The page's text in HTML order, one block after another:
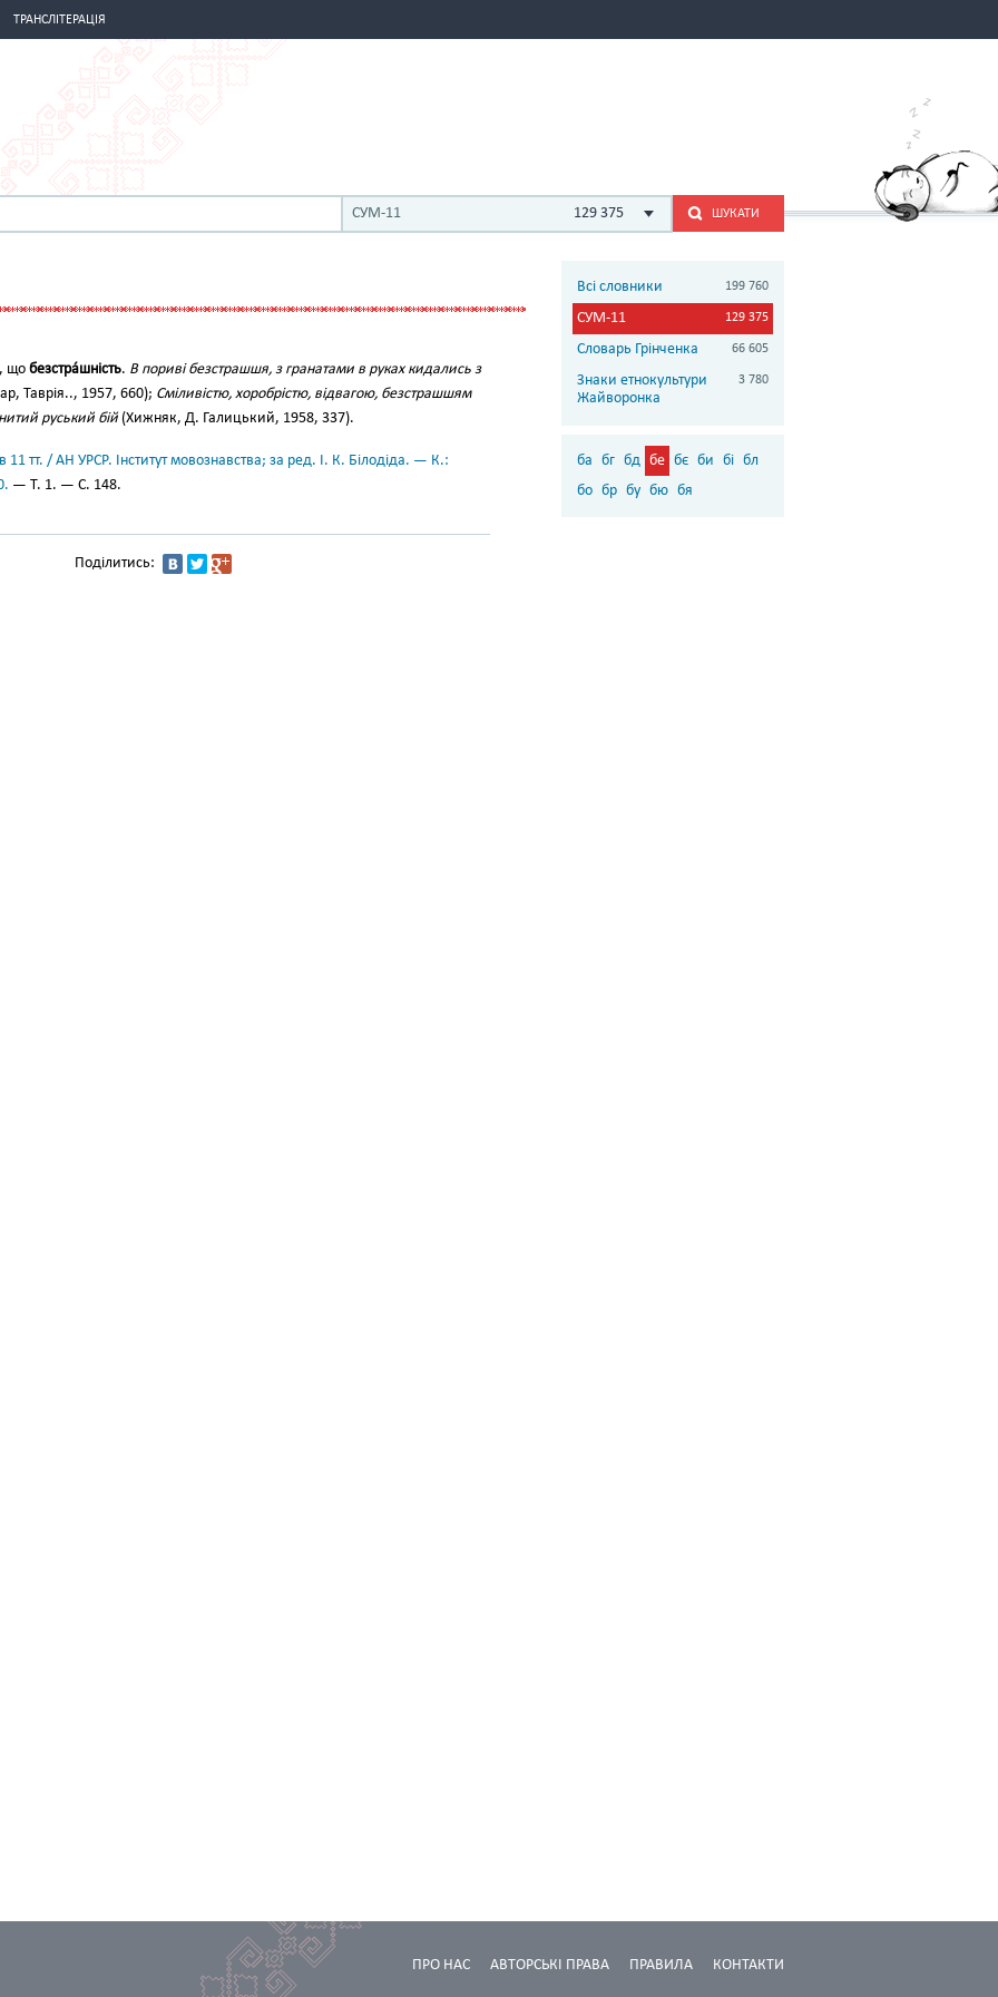
ТРАНСЛІТЕРАЦІЯ
СУМ-11 129 375 ШУКАТИ
що безстра́шність. В пориві безстрашшя, з гранатами в руках кидались з
Таврія.., 1957, 660); Сміливістю, хоробрістю, відвагою, безстрашшям
руський бій (Хижняк, Д. Галицький, 1958, 337).
11 тт. / АН УРСР. Інститут мовознавства; за ред. І. К. Білодіда. — К.:
— Т. 1. — С. 148.
Поділитись:
Всі словники 199 760
СУМ-11 129 375
Словарь Грінченка 66 605
Знаки етнокультури
Жайворонка
3 780
ба бг бд бе бє би бі бл
бо бр бу бю бя
КОНТАКТИ
ПРАВИЛА
АВТОРСЬКІ ПРАВА
ПРО НАС